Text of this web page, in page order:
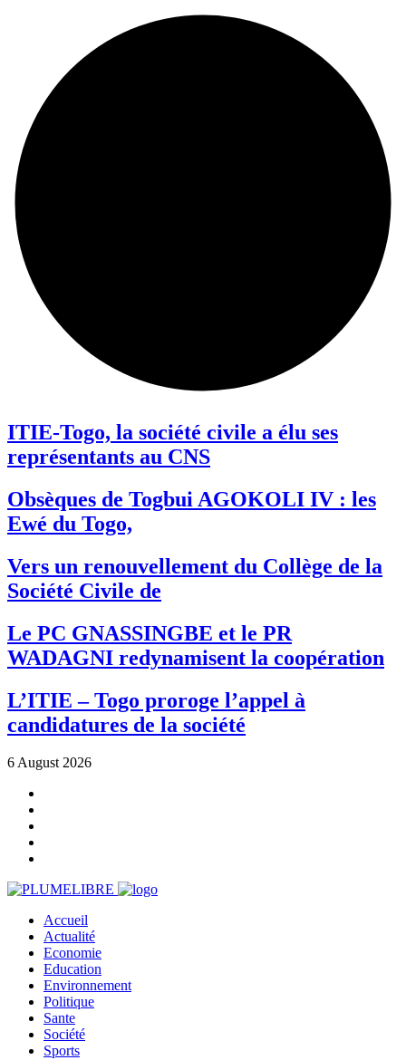
ITIE-Togo, la société civile a élu ses
représentants au CNS
Obsèques de Togbui AGOKOLI IV : les
Ewé du Togo,
Vers un renouvellement du Collège de la
Société Civile de
Le PC GNASSINGBE et le PR
WADAGNI redynamisent la coopération
L’ITIE – Togo proroge l’appel à
candidatures de la société
6 August 2026
Accueil
Actualité
Economie
Education
Environnement
Politique
Sante
Société
Sports